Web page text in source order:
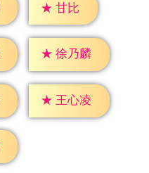
★ 甘比
★ 徐乃麟
★ 王心凌